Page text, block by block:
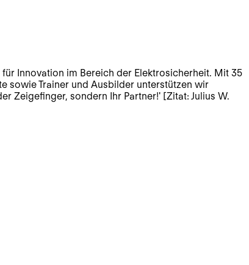
Innovation im Bereich der Elektrosicherheit. Mit 35
sowie Trainer und Ausbilder unterstützen wir
Zeigefinger, sondern Ihr Partner!' [Zitat: Julius W.